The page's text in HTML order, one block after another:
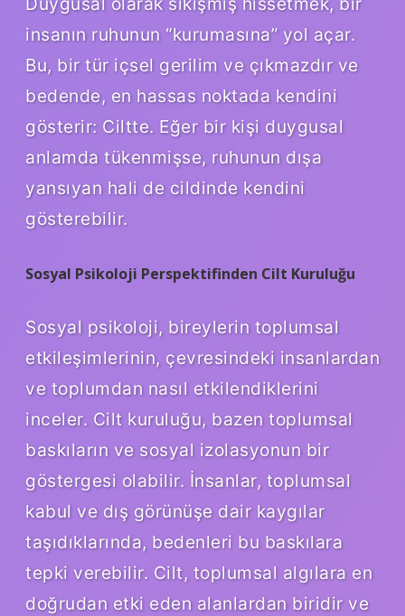
insanın ruhunun “kurumasına” yol açar.
Bu, bir tür içsel gerilim ve çıkmazdır ve
bedende, en hassas noktada kendini
gösterir: Ciltte. Eğer bir kişi duygusal
anlamda tükenmişse, ruhunun dışa
yansıyan hali de cildinde kendini
gösterebilir.
Sosyal Psikoloji Perspektifinden Cilt Kuruluğu
Sosyal psikoloji, bireylerin toplumsal
etkileşimlerinin, çevresindeki insanlardan
ve toplumdan nasıl etkilendiklerini
inceler. Cilt kuruluğu, bazen toplumsal
baskıların ve sosyal izolasyonun bir
göstergesi olabilir. İnsanlar, toplumsal
kabul ve dış görünüşe dair kaygılar
taşıdıklarında, bedenleri bu baskılara
tepki verebilir. Cilt, toplumsal algılara en
doğrudan etki eden alanlardan biridir ve